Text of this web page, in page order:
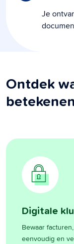
Je
Ontdek
betekenen
Digitale
Bewaar
eenvoudig en